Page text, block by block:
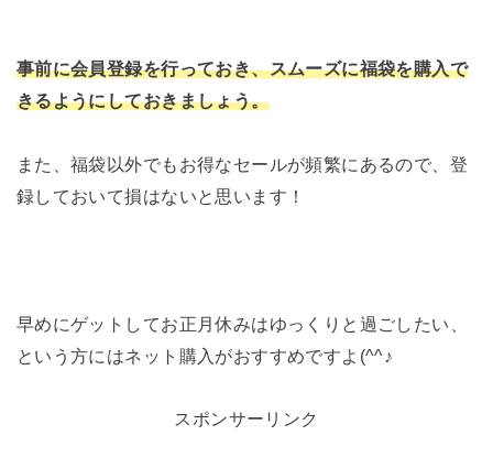
事前に会員登録を行っておき、スムーズに福袋を購入で
きるようにしておきましょう。
また、福袋以外でもお得なセールが頻繁にあるので、登
録しておいて損はないと思います！
早めにゲットしてお正月休みはゆっくりと過ごしたい、
という方にはネット購入がおすすめですよ(^^♪
スポンサーリンク